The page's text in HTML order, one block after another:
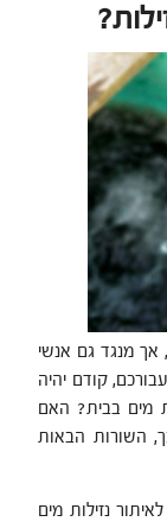
מנגד גם אנשי
קודם יהיה
מים בבית? האם
השורות הבאות
נזילות מים